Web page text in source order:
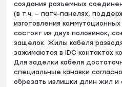
создания разъемных
(в т.ч. – патч-панелях,
изготовления коммутационных
состоят из двух половинок,
защелок. Жилы кабеля
зажимаются в IDC контактах
Для заделки кабеля
специальные канавки
обрезать излишки длин жил и